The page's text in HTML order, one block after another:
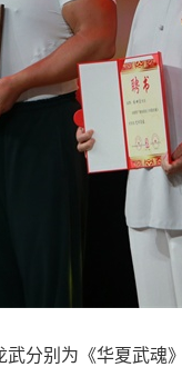
别为《华夏武魂》